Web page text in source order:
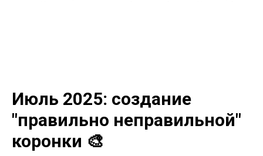
Июль 2025: создание
"правильно неправильной"
коронки 🎨